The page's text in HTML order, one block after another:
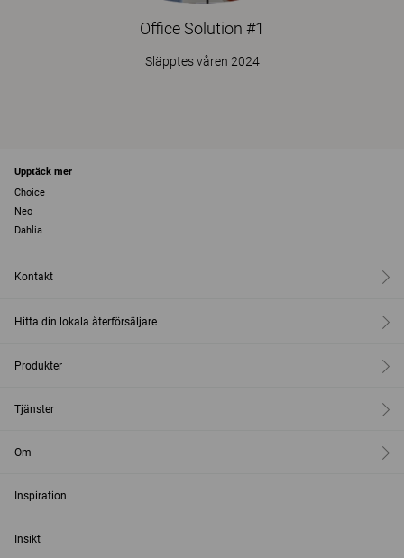
Office Solution #1
Släpptes våren 2024
Upptäck mer
Choice
Neo
Dahlia
Kontakt
Hitta din lokala återförsäljare
Produkter
Tjänster
Om
Inspiration
Insikt